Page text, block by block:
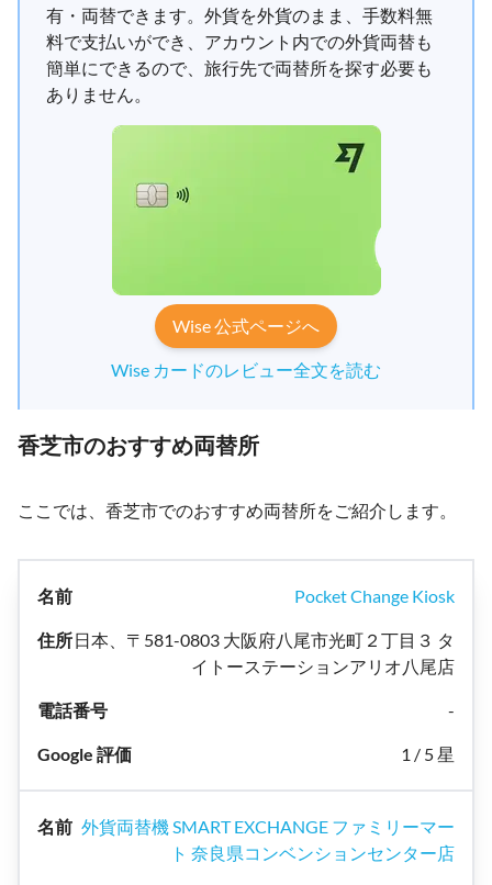
有・両替できます。外貨を外貨のまま、手数料無
料で支払いができ、アカウント内での外貨両替も
簡単にできるので、旅行先で両替所を探す必要も
ありません。
Wise 公式ページへ
Wise カードのレビュー全文を読む
香芝市のおすすめ両替所
ここでは、香芝市でのおすすめ両替所をご紹介します。
Pocket Change Kiosk
日本、〒581-0803 大阪府八尾市光町２丁目３ タ
イトーステーションアリオ八尾店
-
1 / 5 星
外貨両替機 SMART EXCHANGE ファミリーマー
ト 奈良県コンベンションセンター店